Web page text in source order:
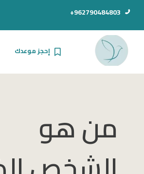
962790484803+
الدكتور أحمد سامي دبور
إحجز موعدك
من هو